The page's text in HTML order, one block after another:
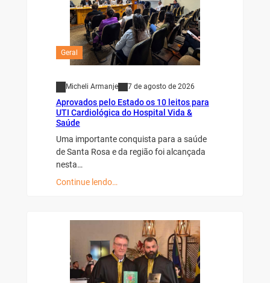
Geral
Micheli Armanje 7 de agosto de 2026
Aprovados pelo Estado os 10 leitos para
UTI Cardiológica do Hospital Vida &
Saúde
Uma importante conquista para a saúde
de Santa Rosa e da região foi alcançada
nesta…
Continue lendo…